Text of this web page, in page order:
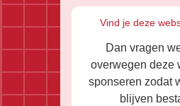
Vind je deze
Dan vragen
overwegen deze
sponseren zodat
blijven